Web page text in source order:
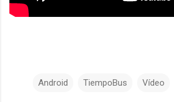
Android TiempoBus Vídeo